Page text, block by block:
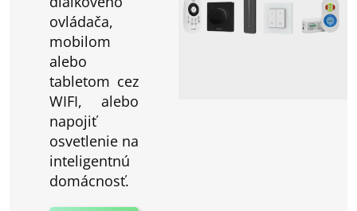
ovládača,
mobilom
alebo
tabletom cez
WIFI, alebo
napojiť
osvetlenie na
inteligentnú
domácnosť.